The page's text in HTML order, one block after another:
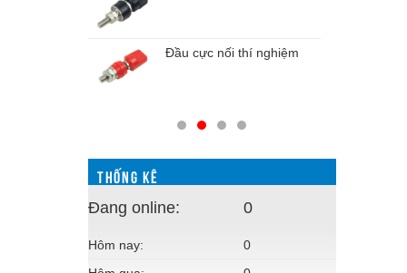
Đầu cực nối thí nghiệm
THỐNG KÊ
Đang online: 0
Hôm nay:
0